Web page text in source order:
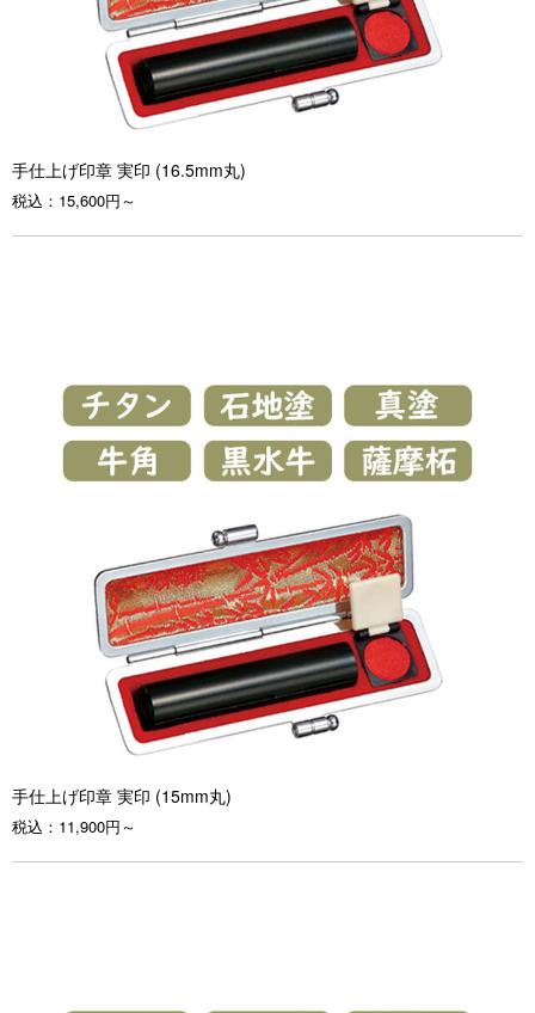
手仕上げ印章 実印 (16.5mm丸)
税込： 15,600円～
手仕上げ印章 実印 (15mm丸)
税込： 11,900円～